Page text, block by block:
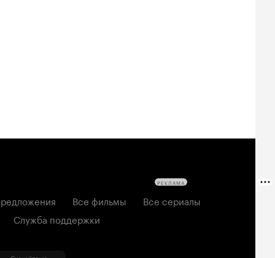
Все фильмы
Все сериалы
Служба поддержки
РЕКЛАМА